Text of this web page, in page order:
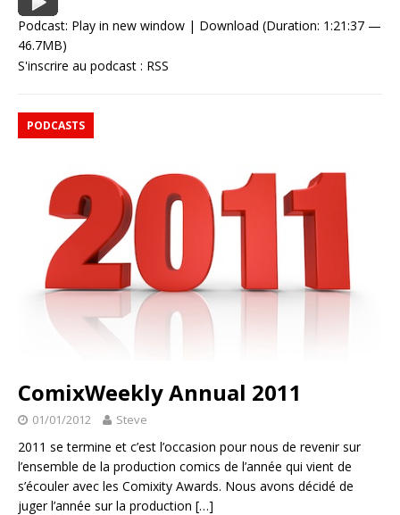
Podcast: Play in new window | Download (Duration: 1:21:37 —
46.7MB)
S'inscrire au podcast : RSS
PODCASTS
ComixWeekly Annual 2011
01/01/2012 Steve
2011 se termine et c’est l’occasion pour nous de revenir sur
l’ensemble de la production comics de l’année qui vient de
s’écouler avec les Comixity Awards. Nous avons décidé de
juger l’année sur la production […]